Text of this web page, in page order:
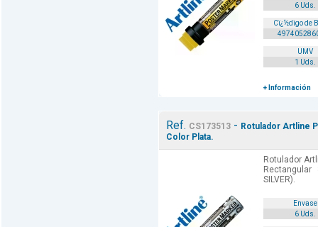
6 Uds.
Cï¿½digo de
UMV
1 Uds.
+ Información
Ref. CS173513- Rotulador Artline
Color Plata.
Rotulador
SILVER).
Envase
6 Uds.